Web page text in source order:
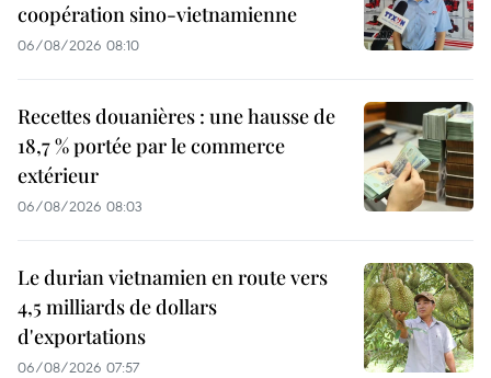
coopération sino-vietnamienne
06/08/2026 08:10
Recettes douanières : une hausse de
18,7 % portée par le commerce
extérieur
06/08/2026 08:03
Le durian vietnamien en route vers
4,5 milliards de dollars
d'exportations
06/08/2026 07:57